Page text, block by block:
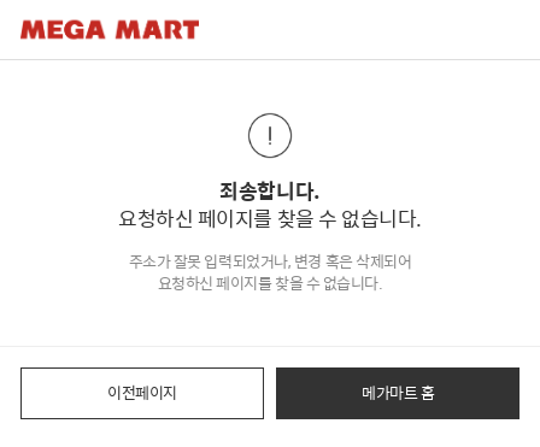
죄송합니다.
요청하신 페이지를 찾을 수 없습니다.
주소가 잘못 입력되었거나, 변경 혹은 삭제되어
요청하신 페이지를 찾을 수 없습니다.
이전페이지 메가마트 홈